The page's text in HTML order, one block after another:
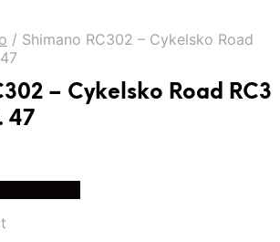
/ Shimano RC302 – Cykelsko Road
– Cykelsko Road RC3
47